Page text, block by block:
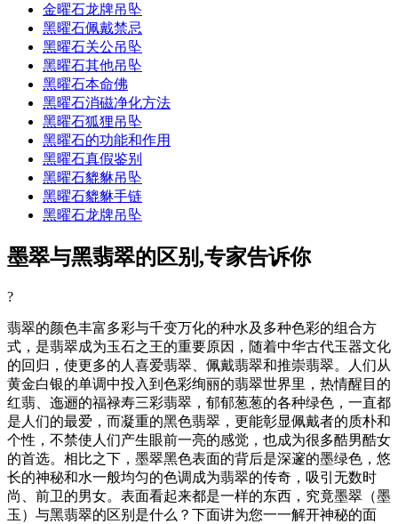
金曜石龙牌吊坠
黑曜石佩戴禁忌
黑曜石关公吊坠
黑曜石其他吊坠
黑曜石本命佛
黑曜石消磁净化方法
黑曜石狐狸吊坠
黑曜石的功能和作用
黑曜石真假鉴别
黑曜石貔貅吊坠
黑曜石貔貅手链
黑曜石龙牌吊坠
墨翠与黑翡翠的区别,专家告诉你
?
翡翠的颜色丰富多彩与千变万化的种水及多种色彩的组合方
式，是翡翠成为玉石之王的重要原因，随着中华古代玉器文化
的回归，使更多的人喜爱翡翠、佩戴翡翠和推崇翡翠。人们从
黄金白银的单调中投入到色彩绚丽的翡翠世界里，热情醒目的
红翡、迤逦的福禄寿三彩翡翠，郁郁葱葱的各种绿色，一直都
是人们的最爱，而凝重的黑色翡翠，更能彰显佩戴者的质朴和
个性，不禁使人们产生眼前一亮的感觉，也成为很多酷男酷女
的首选。相比之下，墨翠黑色表面的背后是深邃的墨绿色，悠
长的神秘和水一般均匀的色调成为翡翠的传奇，吸引无数时
尚、前卫的男女。表面看起来都是一样的东西，究竟墨翠（墨
玉）与黑翡翠的区别是什么？下面讲为您一一解开神秘的面